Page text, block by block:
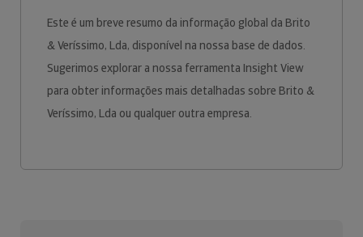
Este é um breve resumo da informação global da Brito
& Veríssimo, Lda, disponível na nossa base de dados.
Sugerimos explorar a nossa ferramenta Insight View
para obter informações mais detalhadas sobre Brito &
Veríssimo, Lda ou qualquer outra empresa.